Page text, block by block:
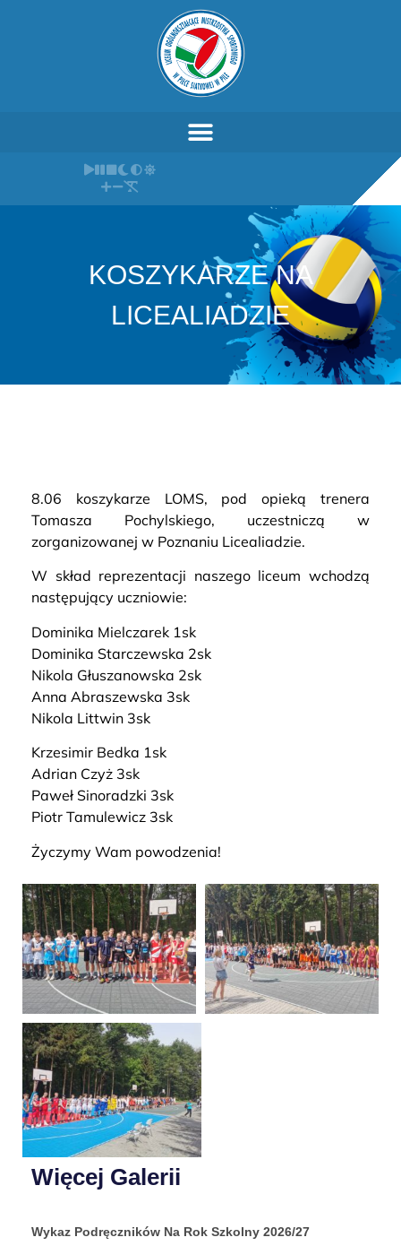
KOSZYKARZE NA
LICEALIADZIE
8.06 koszykarze LOMS, pod opieką trenera
Tomasza Pochylskiego, uczestniczą w
zorganizowanej w Poznaniu Licealiadzie.
W skład reprezentacji naszego liceum wchodzą
następujący uczniowie:
Dominika Mielczarek 1sk
Dominika Starczewska 2sk
Nikola Głuszanowska 2sk
Anna Abraszewska 3sk
Nikola Littwin 3sk
Krzesimir Bedka 1sk
Adrian Czyż 3sk
Paweł Sinoradzki 3sk
Piotr Tamulewicz 3sk
Życzymy Wam powodzenia!
Więcej Galerii
Wykaz Podręczników Na Rok Szkolny 2026/27